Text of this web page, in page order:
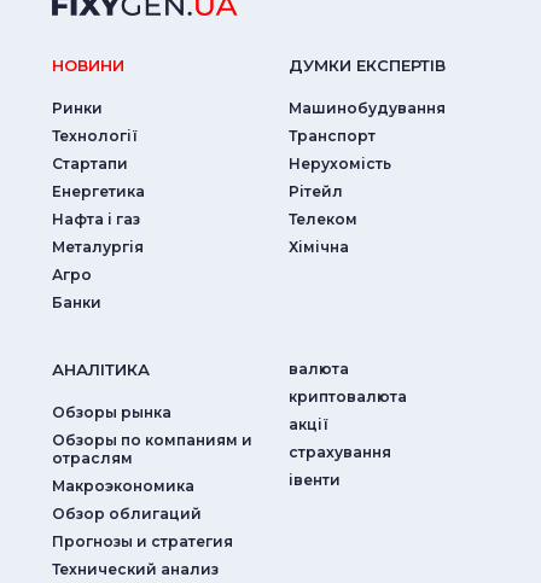
НОВИНИ
Ринки
Технології
Стартапи
Енергетика
Нафта і газ
Металургія
Агро
Банки
ДУМКИ ЕКСПЕРТIВ
Машинобудування
Транспорт
Нерухомість
Рітейл
Телеком
Хімічна
АНАЛIТИКА
Обзоры рынка
Обзоры по компаниям и
отраслям
Макроэкономика
Обзор облигаций
Прогнозы и стратегия
Технический анализ
валюта
криптовалюта
акції
страхування
iвенти